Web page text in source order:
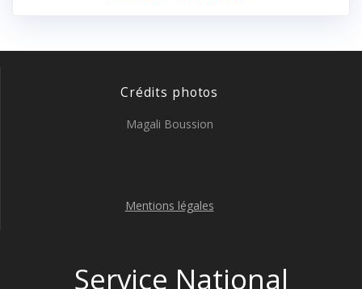
Crédits photos
Magali Boussion
Mentions légales
Service National